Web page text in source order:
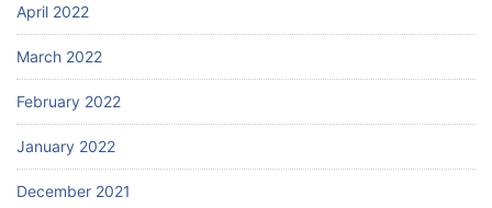
April 2022
March 2022
February 2022
January 2022
December 2021